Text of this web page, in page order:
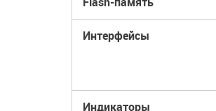
Интерфейсы
Индикаторы